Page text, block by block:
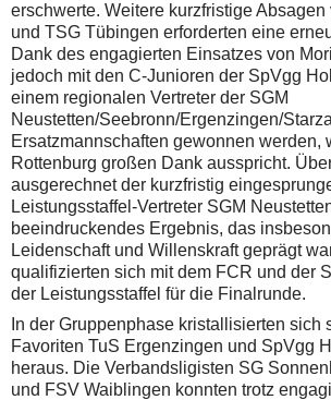
erschwerte. Weitere kurzfristige
und TSG Tübingen erforderten eine
Dank des engagierten Einsatzes von
jedoch mit den C-Junioren der SpVgg
einem regionalen Vertreter der SGM
Neustetten/Seebronn/Ergenzingen/
Ersatzmannschaften gewonnen werden,
Rottenburg großen Dank ausspricht.
ausgerechnet der kurzfristig
Leistungsstaffel-Vertreter SGM
beeindruckendes Ergebnis, das
Leidenschaft und Willenskraft geprägt
qualifizierten sich mit dem FCR und der
der Leistungsstaffel für die Finalrunde.
In der Gruppenphase kristallisierten sich
Favoriten TuS Ergenzingen und SpVgg
heraus. Die Verbandsligisten SG
und FSV Waiblingen konnten trotz